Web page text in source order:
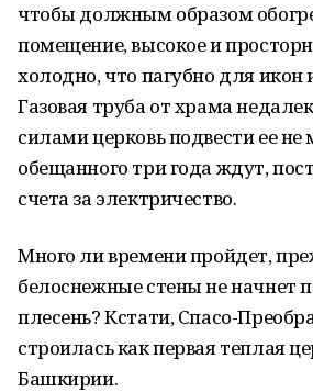
чтобы должным образом
помещение, высокое и
холодно, что пагубно для икон
Газовая труба от храма
силами церковь подвести ее не
обещанного три года ждут,
счета за электричество.
Много ли времени пройдет,
белоснежные стены не начнет
плесень? Кстати, Спасо-
строилась как первая теплая
Башкирии.